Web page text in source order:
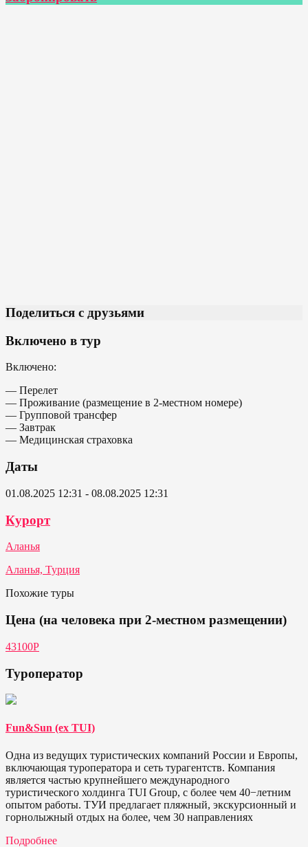
Поделиться с друзьями
Включено в тур
Включено:
— Перелет
— Проживание (размещение в 2-местном номере)
— Групповой трансфер
— Завтрак
— Медицинская страховка
Даты
01.08.2025 12:31 - 08.08.2025 12:31
Курорт
Аланья
Аланья, Турция
Похожие туры
Цена (на человека при 2-местном размещении)
43100P
Туроператор
Fun&Sun (ex TUI)
Одна из ведущих туристических компаний России и Европы,
включающая туроператора и сеть турагентств. Компания
является частью крупнейшего международного
туристического холдинга TUI Group, с более чем 40−летним
опытом работы. ТУИ предлагает пляжный, экскурсионный и
горнолыжный отдых на более, чем 30 направлениях
Подробнее